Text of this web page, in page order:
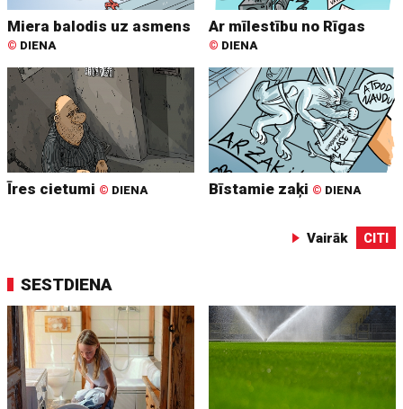
Miera balodis uz asmens
© DIENA
Ar mīlestību no Rīgas
© DIENA
Īres cietumi © DIENA Bīstamie zaķi © DIENA
Vairāk CITI
SESTDIENA